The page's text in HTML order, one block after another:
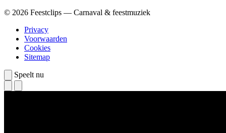
© 2026 Feestclips — Carnaval & feestmuziek
Privacy
Voorwaarden
Cookies
Sitemap
Speelt nu